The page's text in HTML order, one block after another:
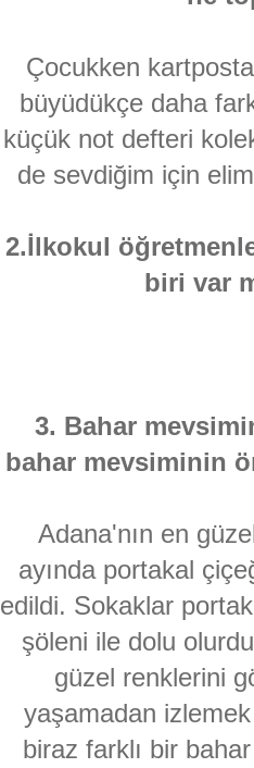
Çocukken
büyüdükçe daha
küçük not defteri
de sevdiğim için
2.İlkokul
biri var
3. Bahar
bahar mevsiminin
Adana'nın en
ayında portakal
edildi. Sokaklar
şöleni ile dolu
güzel renklerini
yaşamadan
biraz farklı bir